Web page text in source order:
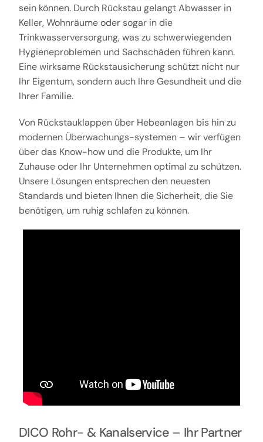
sein können. Durch Rückstau gelangt Abwasser in
Keller, Wohnräume oder sogar in die
Trinkwasserversorgung, was zu schwerwiegenden
Hygieneproblemen und Sachschäden führen kann.
Eine wirksame Rückstausicherung schützt nicht nur
Ihr Eigentum, sondern auch Ihre Gesundheit und die
Ihrer Familie.
Von Rückstauklappen über Hebeanlagen bis hin zu
modernen Überwachungs-systemen – wir verfügen
über das Know-how und die Produkte, um Ihr
Zuhause oder Ihr Unternehmen optimal zu schützen.
Unsere Lösungen entsprechen den neuesten
Standards und bieten Ihnen die Sicherheit, die Sie
benötigen, um ruhig schlafen zu können.
DICO Rohr- & Kanalservice – Ihr Partner